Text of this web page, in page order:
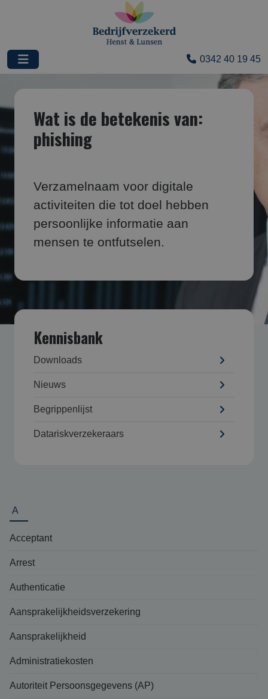
0342 40 19 45
Wat is de betekenis van:
phishing
Verzamelnaam voor digitale
activiteiten die tot doel hebben
persoonlijke informatie aan
mensen te ontfutselen.
Kennisbank
Downloads
Nieuws
Begrippenlijst
Datarisk­verzekeraars
A
Acceptant
Arrest
Authenticatie
Aansprakelijkheidsverzekering
Aansprakelijkheid
Administratiekosten
Autoriteit Persoonsgegevens (AP)